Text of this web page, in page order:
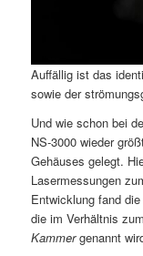
Auffällig ist das
sowie der
Und wie schon bei
NS-3000 wieder
Gehäuses gelegt.
Lasermessungen
Entwicklung fand
die im Verhältnis
Kammergenannt